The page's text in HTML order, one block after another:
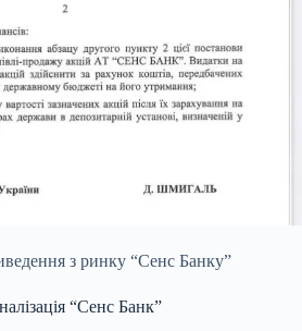
з ринку “Сенс Банку”
“Сенс Банк”